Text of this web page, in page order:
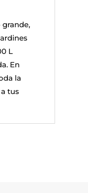
L
En
la
tus